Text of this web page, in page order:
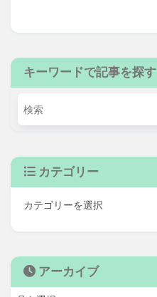
キーワードで記事を探す
カテゴリー
アーカイブ